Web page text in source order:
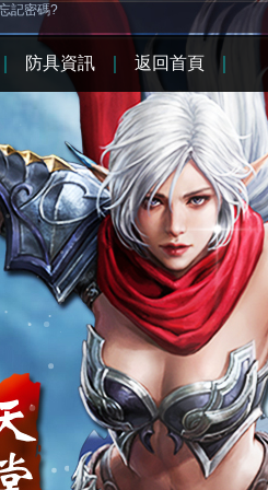
記密碼?